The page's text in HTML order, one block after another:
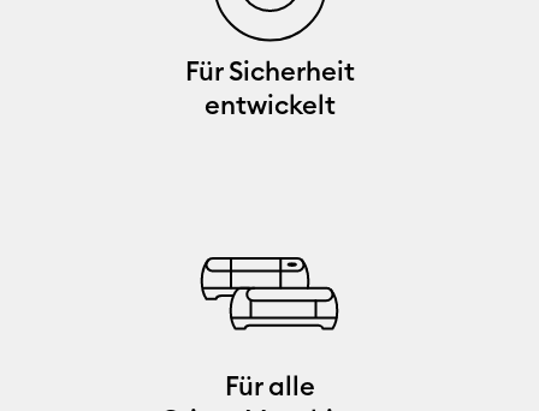
Für Sicherheit
entwickelt
Für alle